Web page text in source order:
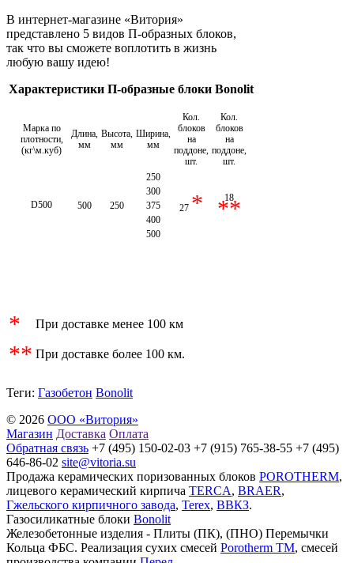
В интернет-магазине «Витория»
представлено 5 видов П-образных блоков,
так что вы сможете воплотить в жизнь
любую вашу идею!
Характеристики П-образные блоки Bonolit
Марка по
плотности,
(кг\м.куб)
Длина,
мм
Высота,
мм
Ширина,
мм
Кол.
блоков
на
поддоне,
шт.
Кол.
блоков
на
поддоне,
шт.
D500 500 250
250
27 * 18
**
300
375
400
500
* При доставке менее 100 км
** При доставке более 100 км.
Теги: Газобетон Bonolit
© 2026 ООО «Витория»
Магазин Доставка Оплата
Обратная связь +7 (495) 150-02-03 +7 (915) 765-38-55 +7 (495)
646-86-02 site@vitoria.su
Продажа керамических поризованных блоков POROTHERM,
лицевого керамический кирпича TERCA, BRAER,
Гжельского кирпичного завода, Terex, ВВКЗ.
Газосиликатные блоки Bonolit
Железобетонные изделия - Плиты (ПК), (ПНО) Перемычки
Кольца ФБС. Реализация сухих смесей Porotherm TM, смесей